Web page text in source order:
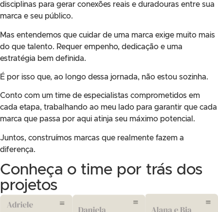
disciplinas para gerar conexões reais e duradouras entre sua
marca e seu público.
Mas entendemos que cuidar de uma marca exige muito mais
do que talento. Requer empenho, dedicação e uma
estratégia bem definida.
É por isso que, ao longo dessa jornada, não estou sozinha.
Conto com um time de especialistas comprometidos em
cada etapa, trabalhando ao meu lado para garantir que cada
marca que passa por aqui atinja seu máximo potencial.
Juntos, construímos marcas que realmente fazem a
diferença.
Conheça o time por trás dos
projetos